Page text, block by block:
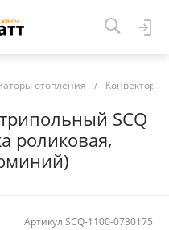
отопления / Конвекторы
SCQ
роликовая,
Артикул SCQ-1100-0730175